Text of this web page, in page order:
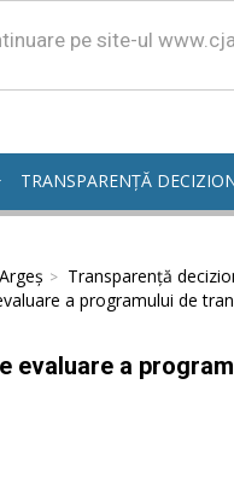
pe site-ul
TRANSPARENȚĂ
Transparență
a programului de
evaluare a